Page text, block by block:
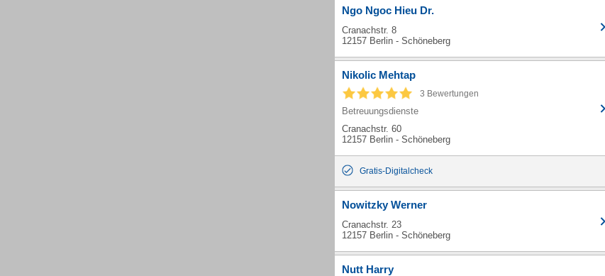
Ngo Ngoc Hieu Dr.
Cranachstr. 8
12157 Berlin - Schöneberg
Nikolic Mehtap
3 Bewertungen
Betreuungsdienste
Cranachstr. 60
12157 Berlin - Schöneberg
Gratis-Digitalcheck
Nowitzky Werner
Cranachstr. 23
12157 Berlin - Schöneberg
Nutt Harry